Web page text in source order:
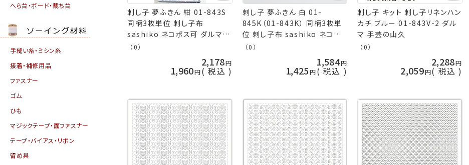
へら台・ボード・裁ち台
手縫い糸・ミシン糸
接着・補修用品
ファスナー
ゴム
ひも
マジックテープ・面ファスナー
テープ・バイアス・リボン
留め具
刺し子 夢ふきん 紺 01-843S
同柄3枚単位 刺し子布
sashiko ネコポス可 ダルマ
ykt 手芸の山久
（0）
2,178
1,960 税込
刺し子 夢ふきん 白 01-
845K（01-843K） 同柄3枚単
位 刺し子布 sashiko ネコポ
ス可 ダルマ ykt 手芸の山久
（0）
1,584
1,425 税込
刺し子 キット 刺し子リネンハン
カチ ブルー 01-843V-2 ダル
マ 手芸の山久
（0）
2,288
2,059 税込